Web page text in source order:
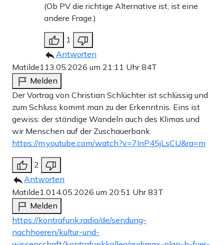
(Ob PV die richtige Alternative ist, ist eine
andere Frage.)
1
Antworten
Matilde1 13.05.2026 um 21:11 Uhr84T
Melden
Der Vortrag von Christian Schlüchter ist schlüssig und
zum Schluss kommt man zu der Erkenntnis. Eins ist
gewiss: der ständige Wandeln auch des Klimas und
wir Menschen auf der Zuschauerbank
https://m.youtube.com/watch?v=7InP45jLsCU&ra=m
2
Antworten
Matilde1.014.05.2026 um 20:51 Uhr83T
Melden
https://kontrafunk.radio/de/sendung-
nachhoeren/kultur-und-